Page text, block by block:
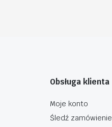
Obsługa klienta
Moje konto
Śledź zamówienie